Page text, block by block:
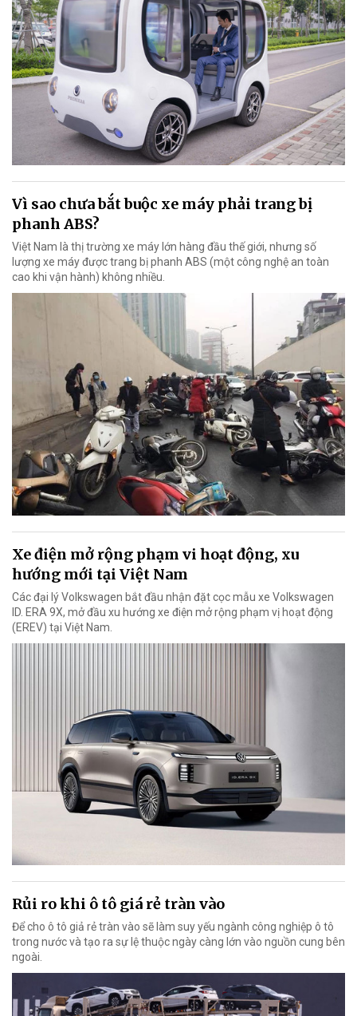
Vì sao chưa bắt buộc xe máy phải trang bị
phanh ABS?
Việt Nam là thị trường xe máy lớn hàng đầu thế giới, nhưng số
lượng xe máy được trang bị phanh ABS (một công nghệ an toàn
cao khi vận hành) không nhiều.
Xe điện mở rộng phạm vi hoạt động, xu
hướng mới tại Việt Nam
Các đại lý Volkswagen bắt đầu nhận đặt cọc mẫu xe Volkswagen
ID. ERA 9X, mở đầu xu hướng xe điện mở rộng phạm vị hoạt động
(EREV) tại Việt Nam.
Rủi ro khi ô tô giá rẻ tràn vào
Để cho ô tô giả rẻ tràn vào sẽ làm suy yếu ngành công nghiệp ô tô
trong nước và tạo ra sự lệ thuộc ngày càng lớn vào nguồn cung bên
ngoài.